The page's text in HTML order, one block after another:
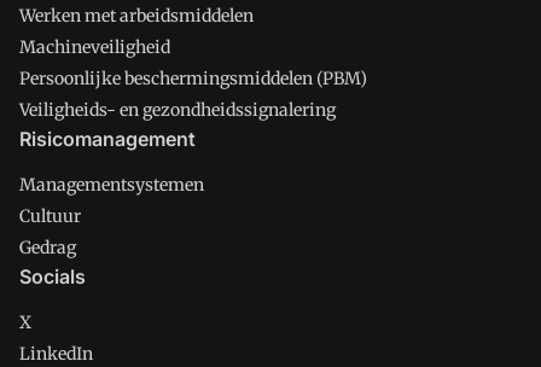
Werken met arbeidsmiddelen
Machineveiligheid
Persoonlijke beschermingsmiddelen (PBM)
Veiligheids- en gezondheidssignalering
Risicomanagement
Managementsystemen
Cultuur
Gedrag
Socials
X
LinkedIn